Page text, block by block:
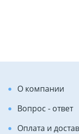
О компании
Вопрос - ответ
Оплата и